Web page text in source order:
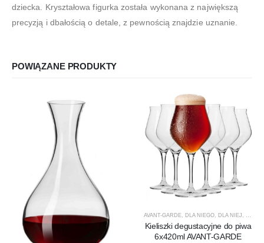
dziecka. Kryształowa figurka została wykonana z największą
precyzją i dbałością o detale, z pewnością znajdzie uznanie.
POWIĄZANE PRODUKTY
AVANT-GARDE DLA NIEGO DLA NIEJ
Kieliszki degustacyjne do piwa
6x420ml AVANT-GARDE